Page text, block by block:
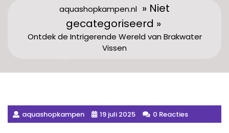
aquashopkampen.nl » Niet
gecategoriseerd »
Ontdek de Intrigerende Wereld van Brakwater
Vissen
aquashopkampen 19 juli 2025 0 Reacties